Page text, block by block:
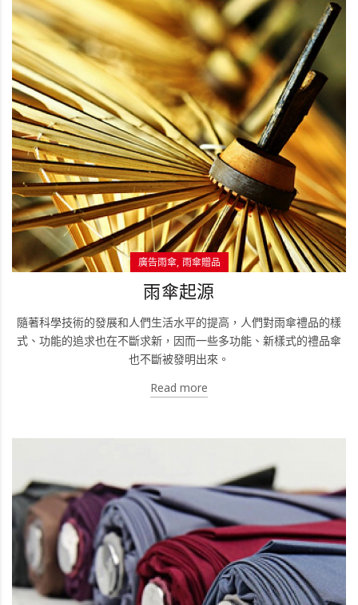
廣告雨傘 雨傘贈品
雨傘起源
隨著科學技術的發展和人們生活水平的提高，人們對雨傘禮品的樣
式、功能的追求也在不斷求新，因而一些多功能、新樣式的禮品傘
也不斷被發明出來。
Read more